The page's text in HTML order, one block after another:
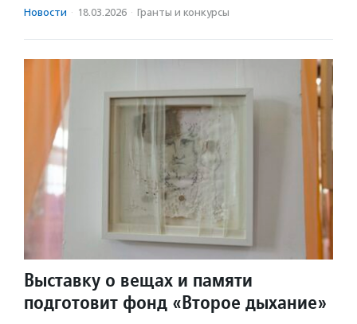
Новости · 18.03.2026 · Гранты и конкурсы
Выставку о вещах и памяти
подготовит фонд «Второе дыхание»